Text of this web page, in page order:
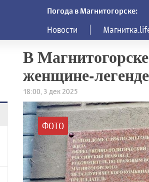
Погода в Магнитогорске:
Новости
В
женщине-
18:00, 3 дек 2025
ФОТО